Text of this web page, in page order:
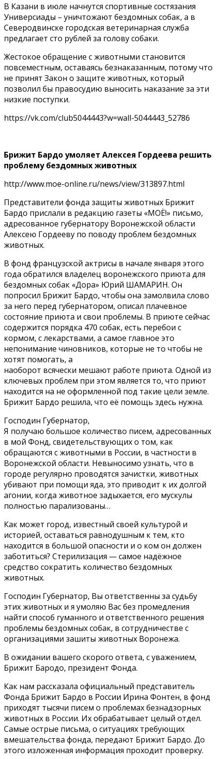
В Казани в июле начнутся спортивные состязания
Универсиады – уничтожают бездомных собак, а в
Северодвинске городская ветеринарная служба
предлагает сто рублей за голову собаки.
Жестокое обращение с животными становится
повсеместным, оставаясь безнаказанным, потому что
не принят Закон о защите животных, который
позволил бы правосудию выносить наказание за эти
низкие поступки.
https://vk.com/club5044443?w=wall-5044443_52786
Брижит Бардо умоляет Алексея Гордеева решить
проблему бездомных животных
http://www.moe-online.ru/news/view/313897.html
Представители фонда защиты животных Брижит
Бардо прислали в редакцию газеты «МОЁ!» письмо,
адресованное губернатору Воронежской области
Алексею Гордееву по поводу проблем бездомных
животных.
В фонд французской актрисы в начале января этого
года обратился владелец воронежского приюта для
бездомных собак «Дора» Юрий ШАМАРИН. Он
попросил Брижит Бардо, чтобы она замолвила слово
за него перед губернатором, описал плачевное
состояние приюта и свои проблемы. В приюте сейчас
содержится порядка 470 собак, есть перебои с
кормом, с лекарствами, а самое главное это
непонимание чиновников, которые не то чтобы не
хотят помогать, а
наоборот всячески мешают работе приюта. Одной из
ключевых проблем при этом является то, что приют
находится на не оформленной под такие цели земле.
Брижит Бардо решила, что её помощь здесь нужна.
Господин Губернатор,
Я получаю большое количество писем, адресованных
в мой Фонд, свидетельствующих о том, как
обращаются с животными в России, в частности в
Воронежской области. Невыносимо узнать, что в
городе регулярно проводятся зачистки, животных
убивают при помощи яда, это приводит к их долгой
агонии, когда животное задыхается, его мускулы
полностью парализованы…
Как может город, известный своей культурой и
историей, оставаться равнодушным к тем, кто
находится в большой опасности и о ком он должен
заботиться? Стерилизация — самое надёжное
средство сократить количество бездомных
животных.
Господин Губернатор, Вы ответственны за судьбу
этих животных и я умоляю Вас без промедления
найти способ гуманного и ответственного решения
проблемы бездомных собак, в сотрудничестве с
организациями зашиты животных Воронежа.
В ожидании вашего скорого ответа, с уважением,
Брижит Бародо, президент Фонда.
Как нам рассказала официальный представитель
Фонда Брижит Бардо в России Ирина Фонтен, в фонд
приходят тысячи писем о проблемах безнадзорных
животных в России. Их обрабатывает целый отдел.
Самые острые письма, о ситуациях требующих
вмешательства фонда, передают Брижит Бардо. До
этого изложенная информация проходит проверку.